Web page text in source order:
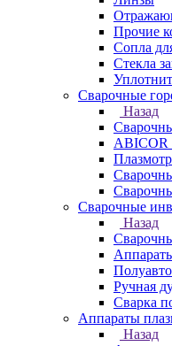
Прочие
Сопла
Стекла
Сварочные
Назад
Сварочные
Назад
Ручная
Сварка
Аппараты
Назад